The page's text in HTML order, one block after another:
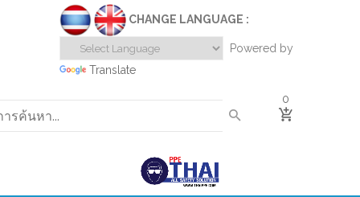
CHANGE LANGUAGE :
Powered by
Translate
0